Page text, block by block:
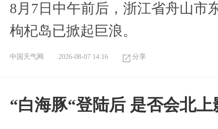
8月7日中午前后，浙江省舟山市
枸杞岛已掀起巨浪。
中国天气网 2026-08-07 14:16 分享
“白海豚“登陆后 是否会北